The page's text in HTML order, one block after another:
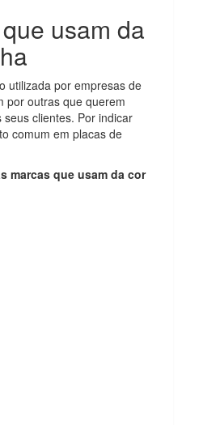
usam da
utilizada por empresas de
por outras que querem
clientes. Por indicar
comum em placas de
marcas que usam da cor